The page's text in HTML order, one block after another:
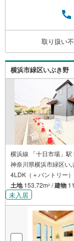
ーーーー
であり、
金利情勢
ーーーー
取り扱い
横浜市緑区いぶき野
横浜線 「十日市場」
神奈川県横浜市緑区い
4LDK（＋パントリー
土地153.72m2 /建物
未入居